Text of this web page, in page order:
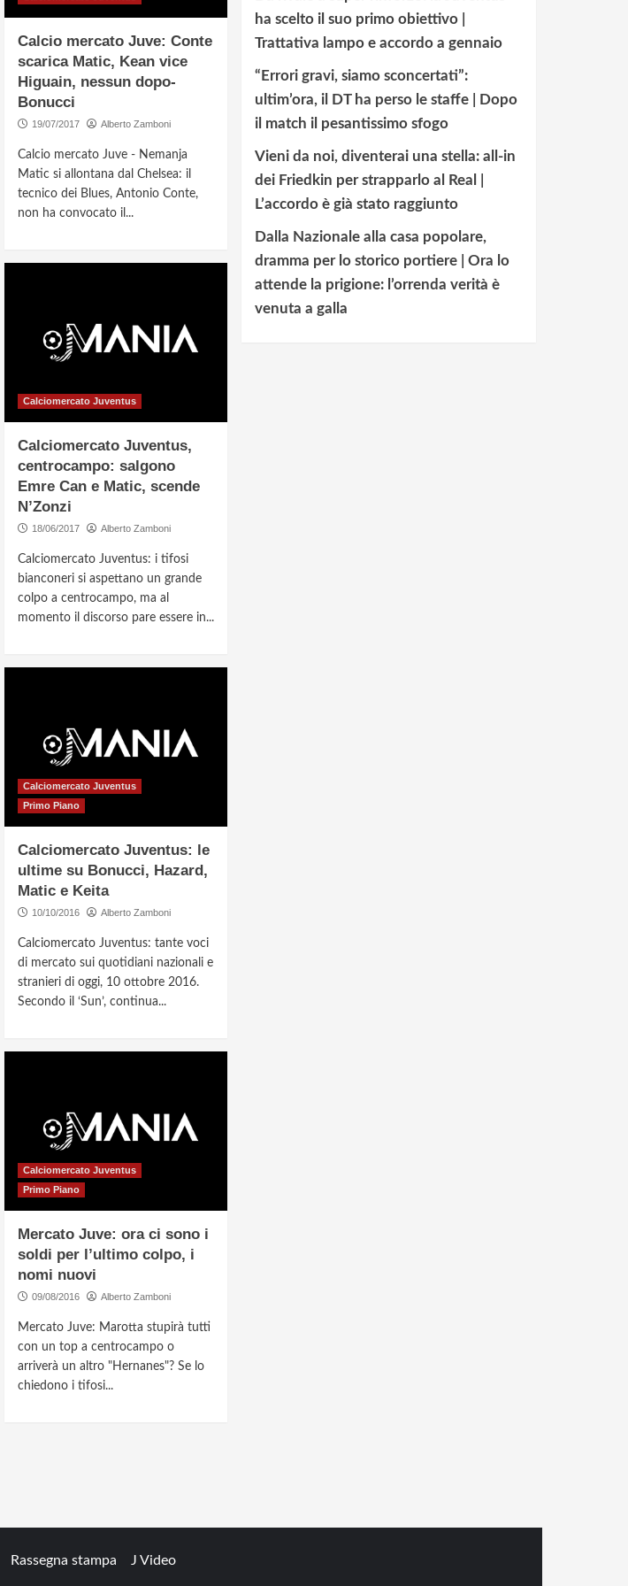
Calcio mercato Juve: Conte
scarica Matic, Kean vice
Higuain, nessun dopo-
Bonucci
19/07/2017 Alberto Zamboni
Calcio mercato Juve - Nemanja
Matic si allontana dal Chelsea: il
tecnico dei Blues, Antonio Conte,
non ha convocato il...
Calciomercato Juventus
Calciomercato Juventus,
centrocampo: salgono
Emre Can e Matic, scende
N’Zonzi
18/06/2017 Alberto Zamboni
Calciomercato Juventus: i tifosi
bianconeri si aspettano un grande
colpo a centrocampo, ma al
momento il discorso pare essere in...
Calciomercato Juventus
Primo Piano
Calciomercato Juventus: le
ultime su Bonucci, Hazard,
Matic e Keita
10/10/2016 Alberto Zamboni
Calciomercato Juventus: tante voci
di mercato sui quotidiani nazionali e
stranieri di oggi, 10 ottobre 2016.
Secondo il ‘Sun’, continua...
Calciomercato Juventus
Primo Piano
Mercato Juve: ora ci sono i
soldi per l’ultimo colpo, i
nomi nuovi
09/08/2016 Alberto Zamboni
Mercato Juve: Marotta stupirà tutti
con un top a centrocampo o
arriverà un altro "Hernanes"? Se lo
chiedono i tifosi...
ha scelto il suo primo obiettivo |
Trattativa lampo e accordo a gennaio
“Errori gravi, siamo sconcertati”:
ultim’ora, il DT ha perso le staffe | Dopo
il match il pesantissimo sfogo
Vieni da noi, diventerai una stella: all-in
dei Friedkin per strapparlo al Real |
L’accordo è già stato raggiunto
Dalla Nazionale alla casa popolare,
dramma per lo storico portiere | Ora lo
attende la prigione: l’orrenda verità è
venuta a galla
Rassegna stampa J Video